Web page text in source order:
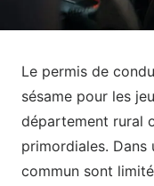
Le permis de
sésame pour les
département rural
primordiales.
commun sont